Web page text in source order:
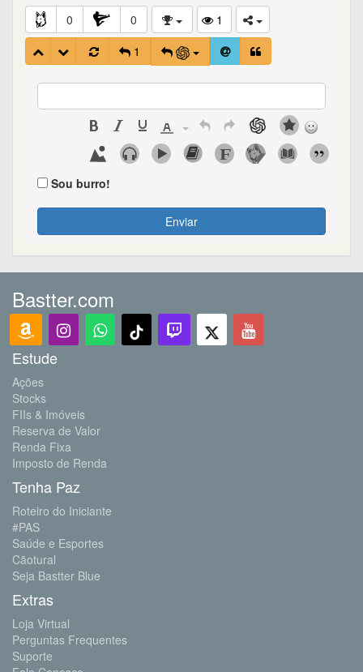
0 0
1
1
Sou burro!
Enviar
Bastter.com
Estude
Ações
Stocks
FIIs & Imóveis
Reserva de Valor
Renda Fixa
Imposto de Renda
Tenha Paz
Roteiro do Iniciante
#PAS
Saúde e Esportes
Cãotural
Seja Bastter Blue
Extras
Loja Virtual
Perguntas Frequentes
Suporte